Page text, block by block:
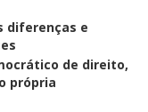
como candidato
diferenças e
de direito,
própria